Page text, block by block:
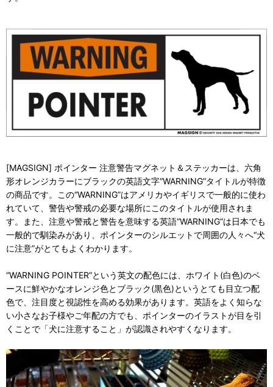
[MAGSIGN] ポインター 注意警告マグネット＆ステッカーは、六角
形オレンジカラーにブラックの英語文字“WARNING”タイトルが特徴
の商品です。この“WARNING”はアメリカやイギリスで一般的に使わ
れていて、警告や警戒の必要な場所にこのタイトルが使用されま
す。また、注意や警戒と警告を意味する英語“WARNING”は日本でも
一般的で馴染みがあり、ポインターのシルエットで周囲の人々へ“犬
に注意”がとてもよくわかります。
“WARNING POINTER”という英文の配色には、ホワイト(白色)のベ
ースに鮮やかなオレンジ色とブラック(黒色)というとても目立つ配
色で、注目度と視認性を高める効果があります。英語をよく知らな
い小さなお子様やご年配の方でも、ポインターのイラストが目を引
くことで「犬に注意すること」が認識されやすくなります。